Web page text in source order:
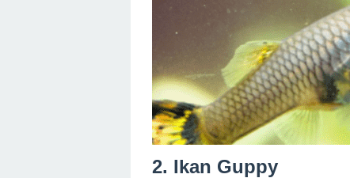
2. Ikan Guppy